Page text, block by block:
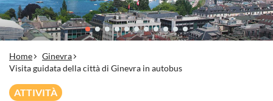
Home
Ginevra
Visita guidata della città di Ginevra in autobus
ATTIVITÀ